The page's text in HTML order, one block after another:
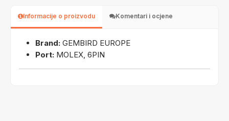
Informacije o proizvodu Komentari i ocjene
Brand: GEMBIRD EUROPE
Port: MOLEX, 6PIN